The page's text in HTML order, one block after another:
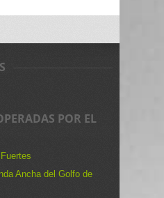
POR EL
Ancha del Golfo de